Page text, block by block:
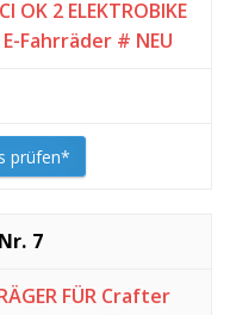
OK 2 ELEKTROBIKE
Fahrräder # NEU
prüfen*
7